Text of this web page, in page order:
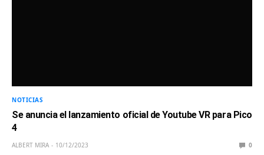
NOTICIAS
Se anuncia el lanzamiento oficial de Youtube VR para Pico
4
ALBERT MIRA 10/12/2023 0